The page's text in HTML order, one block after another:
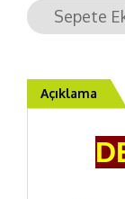
Sepete
Açıklama